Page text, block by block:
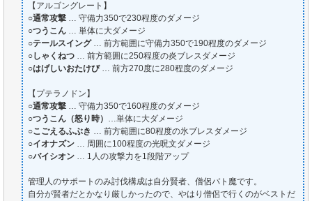
【アルゴングレート】
○通常攻撃 … 守備力350で230程度のダメージ
○つうこん … 単体に大ダメージ
○テールスイング… 前方範囲に守備力350で190程度のダメージ
○しゃくねつ … 前方範囲に250程度の炎ブレスダメージ
○はげしいおたけび… 前方270度に280程度のダメージ
【プテラノドン】
○通常攻撃 … 守備力350で160程度のダメージ
○つうこん（怒り時） …単体に大ダメージ
○こごえるふぶき … 前方範囲に80程度の氷ブレスダメージ
○イオナズン … 周囲に100程度の光呪文ダメージ
○バイシオン … 1人の攻撃力を1段階アップ
管理人のサポートのみ討伐構成は自分賢者、僧侶バト魔です。
自分が賢者だとかなり厳しかったので、やはり僧侶で行くのがベストだ